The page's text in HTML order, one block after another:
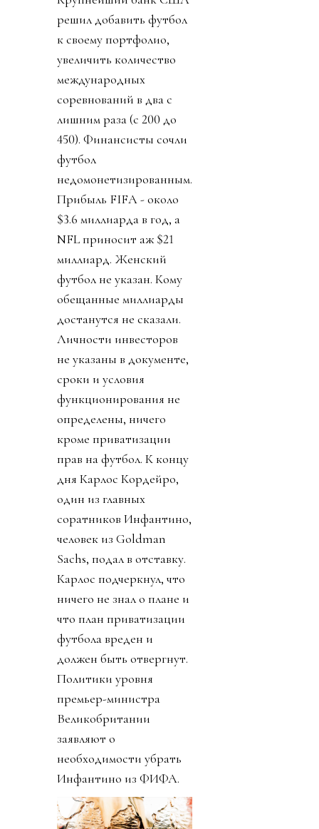
решил добавить футбол
к своему портфолио,
увеличить количество
международных
соревнований в два с
лишним раза (с 200 до
450). Финансисты сочли
футбол
недомонетизированным.
Прибыль FIFA - около
$3.6 миллиарда в год, а
NFL приносит аж $21
миллиард. Женский
футбол не указан. Кому
обещанные миллиарды
достанутся не сказали.
Личности инвесторов
не указаны в документе,
сроки и условия
функционирования не
определены, ничего
кроме приватизации
прав на футбол. К концу
дня Карлос Кордейро,
один из главных
соратников Инфантино,
человек из Goldman
Sachs, подал в отставку.
Карлос подчеркнул, что
ничего не знал о плане и
что план приватизации
футбола вреден и
должен быть отвергнут.
Политики уровня
премьер-министра
Великобритании
заявляют о
необходимости убрать
Инфантино из ФИФА.